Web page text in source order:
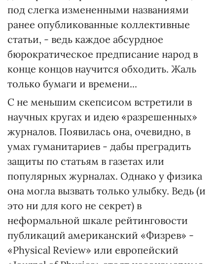
под слегка измененными названиями
ранее опубликованные коллективные
статьи, - ведь каждое абсурдное
бюрократическое предписание народ в
конце концов научится обходить. Жаль
только бумаги и времени...
С не меньшим скепсисом встретили в
научных кругах и идею «разрешенных»
журналов. Появилась она, очевидно, в
умах гуманитариев - дабы преградить
защиты по статьям в газетах или
популярных журналах. Однако у физика
она могла вызвать только улыбку. Ведь (и
это ни для кого не секрет) в
неформальной шкале рейтинговости
публикаций американский «Физрев» -
«Physical Review» или европейский